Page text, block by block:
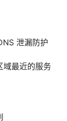
泄漏防护
域最近的服务